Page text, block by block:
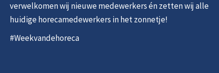
verwelkomen wij nieuwe medewerkers én zetten wij alle
huidige horecamedewerkers in het zonnetje!
#Weekvandehoreca